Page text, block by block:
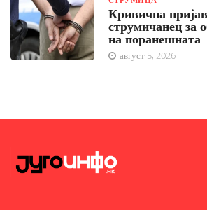
Кривична
струмичанец за
на поранешната
август 5, 2026